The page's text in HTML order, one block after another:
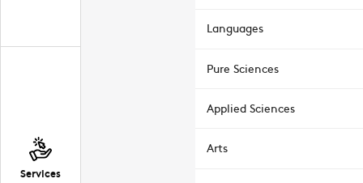
Services
Languages
Pure Sciences
Applied Sciences
Arts